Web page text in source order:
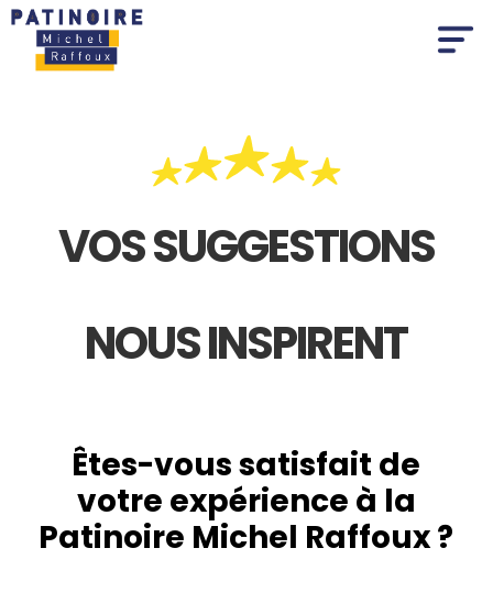
VOS SUGGESTIONS
NOUS INSPIRENT
Êtes-vous satisfait de
votre expérience à la
Patinoire Michel Raffoux ?
Panneau de gestion des cookies